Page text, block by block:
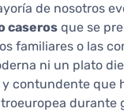
de nosotros
caseros que se
familiares o las
ni un plato
contundente que
durante